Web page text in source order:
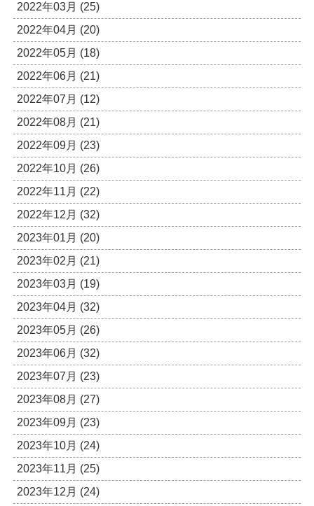
2022年03月 (25)
2022年04月 (20)
2022年05月 (18)
2022年06月 (21)
2022年07月 (12)
2022年08月 (21)
2022年09月 (23)
2022年10月 (26)
2022年11月 (22)
2022年12月 (32)
2023年01月 (20)
2023年02月 (21)
2023年03月 (19)
2023年04月 (32)
2023年05月 (26)
2023年06月 (32)
2023年07月 (23)
2023年08月 (27)
2023年09月 (23)
2023年10月 (24)
2023年11月 (25)
2023年12月 (24)